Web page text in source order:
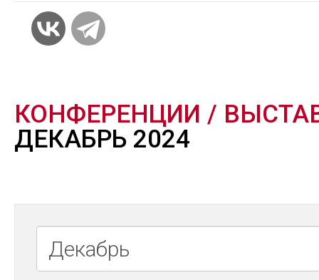
КОНФЕРЕНЦИИ /
ДЕКАБРЬ 2024